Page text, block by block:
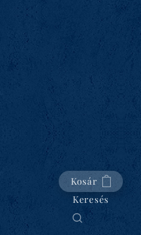
Kosár
Keresés